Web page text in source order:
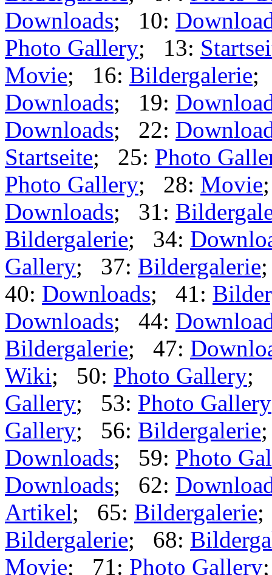
Downloads; 10:
Photo Gallery; 13:
Movie; 16: Bildergalerie;
Downloads; 19:
Downloads; 22:
Startseite; 25: Photo
Photo Gallery; 28: Movie
Downloads; 31:
Bildergalerie; 34:
Gallery; 37: Bildergalerie
40: Downloads; 41:
Downloads; 44:
Bildergalerie; 47:
Wiki; 50: Photo Gallery;
Gallery; 53: Photo Gallery
Gallery; 56: Bildergalerie
Downloads; 59: Photo
Downloads; 62:
Artikel; 65: Bildergalerie
Bildergalerie; 68:
Movie; 71: Photo Gallery